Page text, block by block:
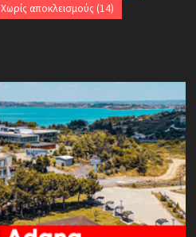
Χωρίς αποκλεισμούς (14)